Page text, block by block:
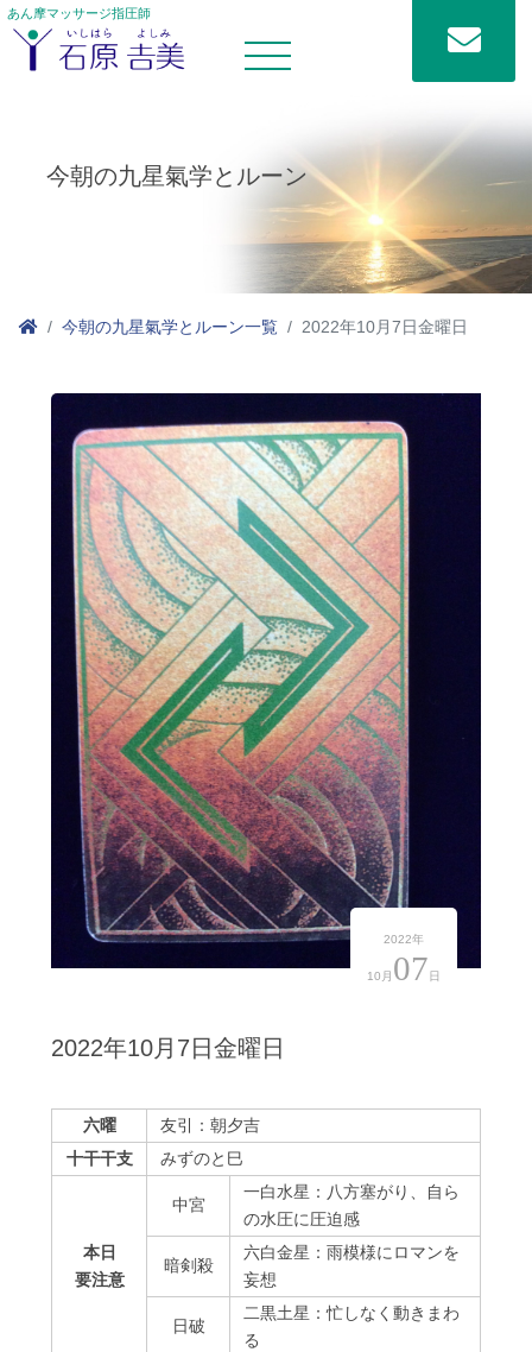
あん摩マッサージ指圧師
今朝の九星氣学とルーン
今朝の九星氣学とルーン一覧 2022年10月7日金曜日
2022年
10月 07 日
2022年10月7日金曜日
六曜
友引：朝夕吉
十干干支
みずのと巳
本日
要注意
中宮
一白水星：八方塞がり、自ら
の水圧に圧迫感
暗剣殺
六白金星：雨模様にロマンを
妄想
⽇破
二黒土星：忙しなく動きまわ
る